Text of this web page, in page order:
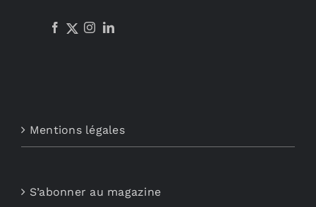
Mentions légales
S’abonner au magazine